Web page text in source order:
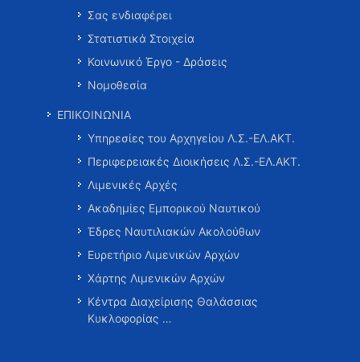
Σας ενδιαφέρει
Στατιστικά Στοιχεία
Κοινωνικό Έργο - Δράσεις
Νομοθεσία
ΕΠΙΚΟΙΝΩΝΙΑ
Υπηρεσίες του Αρχηγείου Λ.Σ.-ΕΛ.ΑΚΤ.
Περιφερειακές Διοικήσεις Λ.Σ.-ΕΛ.ΑΚΤ.
Λιμενικές Αρχές
Ακαδημίες Εμπορικού Ναυτικού
Έδρες Ναυτιλιακών Ακολούθων
Ευρετήριο Λιμενικών Αρχών
Χάρτης Λιμενικών Αρχών
Κέντρα Διαχείρισης Θαλάσσιας
Κυκλοφορίας …